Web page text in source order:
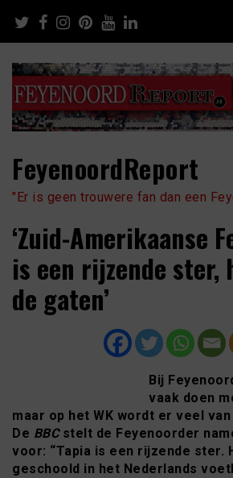
content
FeyenoordReport
"Er is geen trouwere fan dan een
‘Zuid-Amerikaanse
is een rijzende ster,
de gaten’
Bij
vaak doen
maar op het WK wordt er veel
De BBCstelt de Feyenoorder
voor: “Tapia is een rijzende ster.
geschoold in het Nederlands